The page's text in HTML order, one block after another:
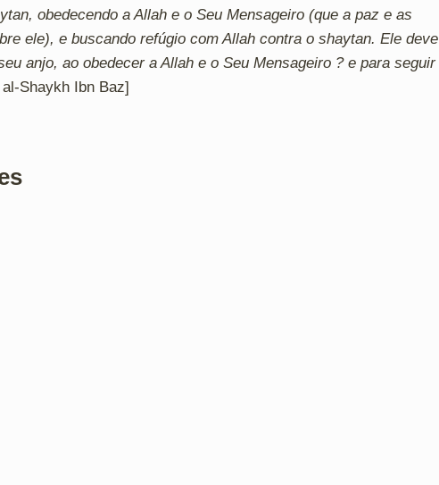
obedecendo a Allah e o Seu Mensageiro (que a paz e as
ele), e buscando refúgio com Allah contra o shaytan. Ele deve
anjo, ao obedecer a Allah e o Seu Mensageiro ? e para seguir
Shaykh Ibn Baz]